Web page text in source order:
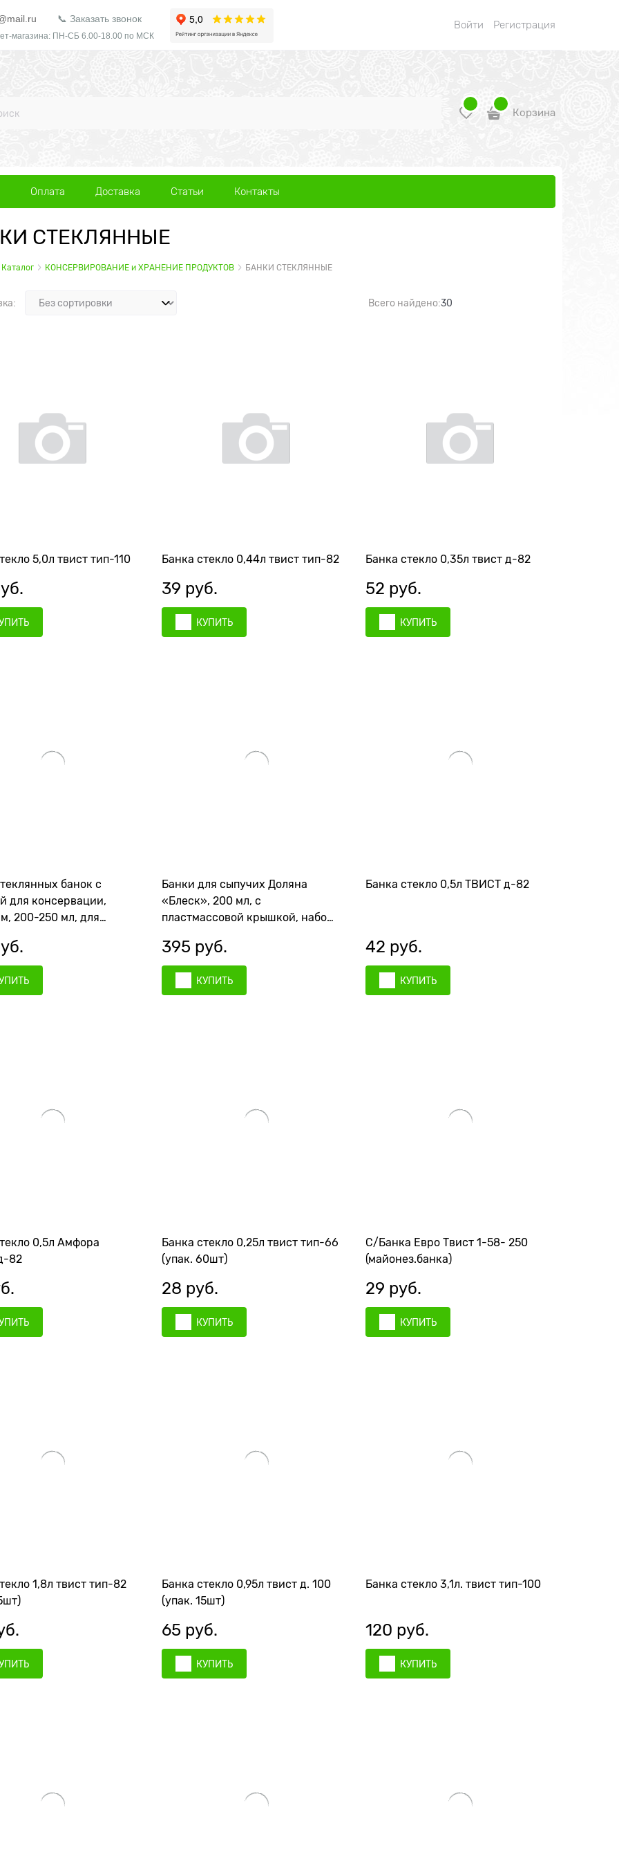
📞 Заказать звонок
магазина: ПН-СБ 6.00-18.00 по МСК
Войти Регистрация
Корзина
Оплата Доставка Статьи Контакты
СТЕКЛЯННЫЕ
Каталог КОНСЕРВИРОВАНИЕ и ХРАНЕНИЕ ПРОДУКТОВ БАНКИ СТЕКЛЯННЫЕ
Всего найдено:30
5,0л твист тип-110 Банка стекло 0,44л твист тип-82
39 руб.
КУПИТЬ
Банка стекло 0,35л твист д-82
52 руб.
КУПИТЬ
банок с
для консервации,
200-250 мл, для
Банки для сыпучих Доляна
«Блеск», 200 мл, с
пластмассовой крышкой, набор
395 руб.
КУПИТЬ
Банка стекло 0,5л ТВИСТ д-82
42 руб.
КУПИТЬ
0,5л Амфора
82
Банка стекло 0,25л твист тип-66
(упак. 60шт)
28 руб.
КУПИТЬ
С/Банка Евро Твист 1-58- 250
(майонез.банка)
29 руб.
КУПИТЬ
1,8л твист тип-82
Банка стекло 0,95л твист д. 100
(упак. 15шт)
65 руб.
КУПИТЬ
Банка стекло 3,1л. твист тип-100
120 руб.
КУПИТЬ